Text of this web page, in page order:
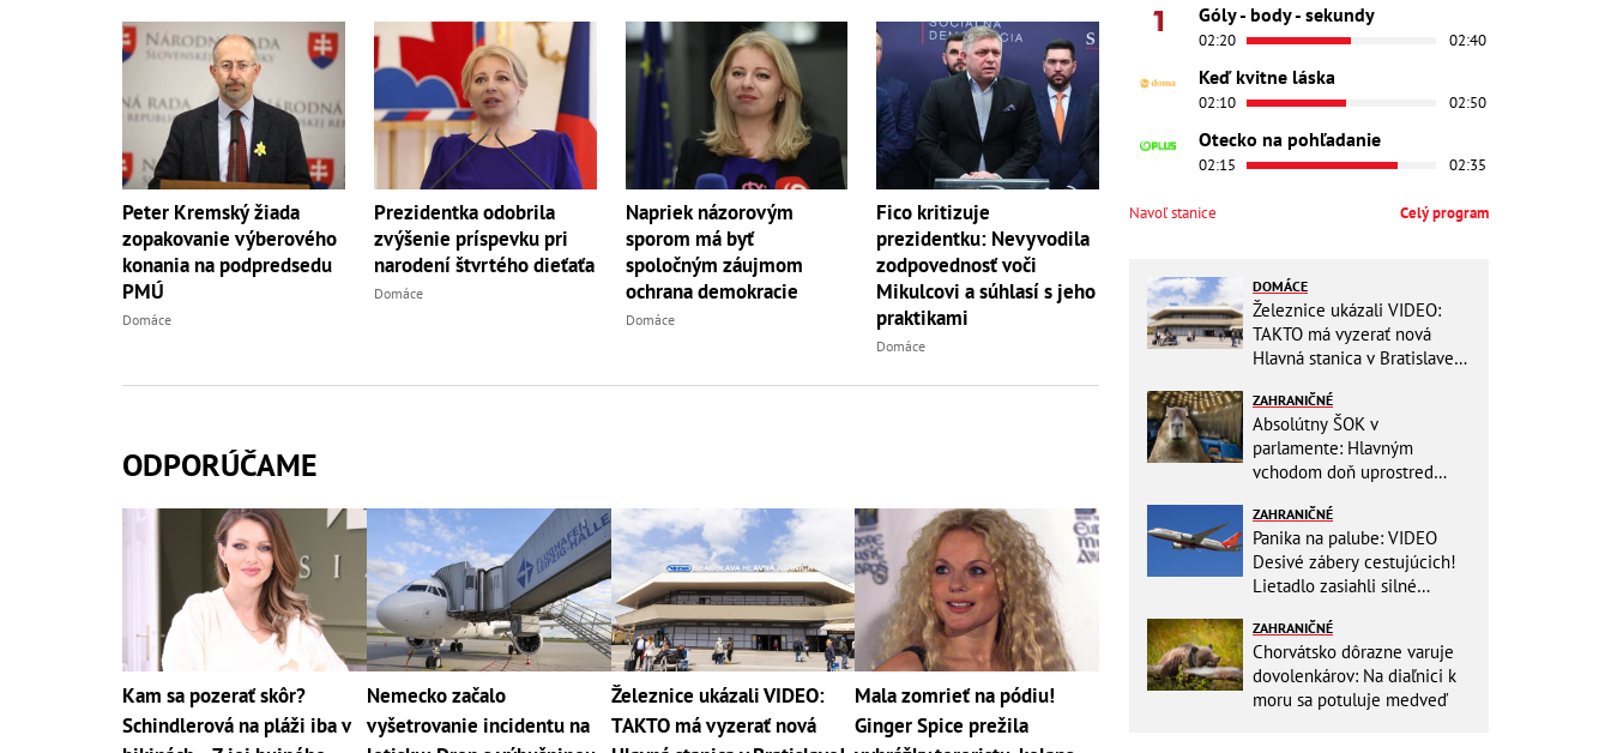
Peter Kremský žiada
zopakovanie výberového
konania na podpredsedu
PMÚ
Domáce
Prezidentka odobrila
zvýšenie príspevku pri
narodení štvrtého dieťaťa
Domáce
Napriek názorovým
sporom má byť
spoločným záujmom
ochrana demokracie
Domáce
Fico kritizuje
prezidentku: Nevyvodila
zodpovednosť voči
Mikulcovi a súhlasí s jeho
praktikami
Domáce
ODPORÚČAME
Kam sa pozerať skôr?
Schindlerová na pláži iba v
Nemecko začalo
vyšetrovanie incidentu na
Železnice ukázali VIDEO:
TAKTO má vyzerať nová
Mala zomrieť na pódiu!
Ginger Spice prežila
Góly - body - sekundy
02:20 02:40
Keď kvitne láska
02:10 02:50
Otecko na pohľadanie
02:15 02:35
Navoľ stanice Celý program
DOMÁCE
Železnice ukázali VIDEO:
TAKTO má vyzerať nová
Hlavná stanica v Bratislave!
toalety
ZAHRANIČNÉ
Absolútny ŠOK v
parlamente: Hlavným
vchodom doň uprostred
KAPYBARY, kde sa tam
nabrali?
ZAHRANIČNÉ
Panika na palube: VIDEO
Desivé zábery cestujúcich!
Lietadlo zasiahli silné
ZAHRANIČNÉ
Chorvátsko dôrazne varuje
dovolenkárov: Na diaľnici k
moru sa potuluje medveď